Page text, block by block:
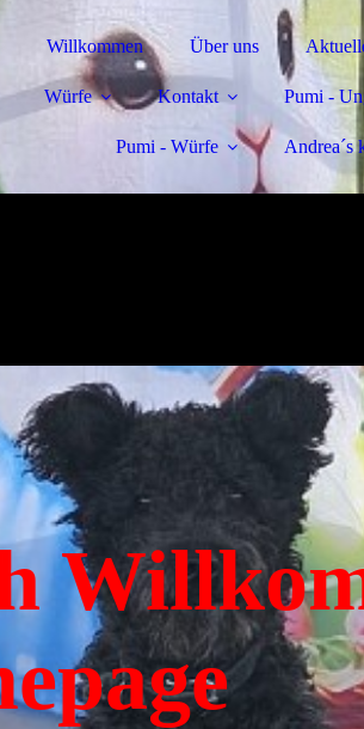
Willkommen Über uns
Würfe Kontakt Pumi -
Pumi - Würfe Andrea´s